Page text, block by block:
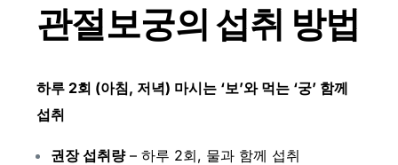
관절보궁의 섭취 방법
하루 2회 (아침, 저녁) 마시는 ‘보’와 먹는 ‘궁’ 함께
섭취
권장 섭취량– 하루 2회, 물과 함께 섭취